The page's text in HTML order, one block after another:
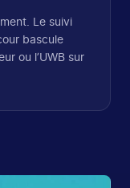
Le suivi
bascule
ou l’UWB sur